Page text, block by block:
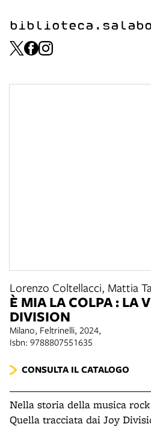
Lorenzo Coltellacci, Mattia
È MIA LA COLPA : LA
DIVISION
Milano, Feltrinelli, 2024,
Isbn: 9788807551635
CONSULTA IL CATALOGO
Nella storia della musica rock
Quella tracciata dai Joy